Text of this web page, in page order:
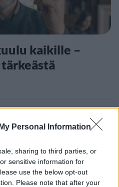
Personal Information
sharing to third parties, or
sensitive information for
use the below opt-out
Please note that after your
kaikille –